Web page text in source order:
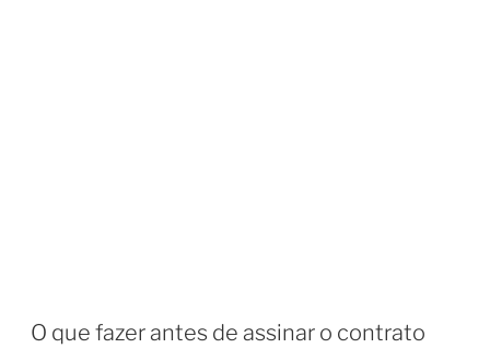
O que fazer antes de assinar o contrato